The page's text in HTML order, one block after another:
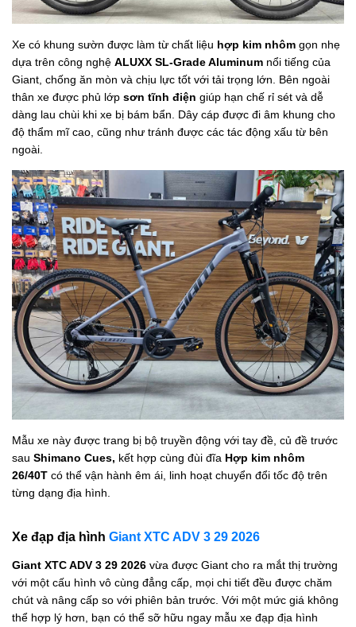
Xe có khung sườn được làm từ chất liệu hợp kim nhôm gọn nhẹ
dựa trên công nghệ ALUXX SL-Grade Aluminum nổi tiếng của
Giant, chống ăn mòn và chịu lực tốt với tải trọng lớn. Bên ngoài
thân xe được phủ lớp sơn tĩnh điện giúp hạn chế rỉ sét và dễ
dàng lau chùi khi xe bị bám bẩn. Dây cáp được đi âm khung cho
độ thẩm mĩ cao, cũng như tránh được các tác động xấu từ bên
ngoài.
Mẫu xe này được trang bị bộ truyền động với tay đề, củ đề trước
sau Shimano Cues, kết hợp cùng đùi đĩa Hợp kim nhôm
26/40T có thể vận hành êm ái, linh hoạt chuyển đổi tốc độ trên
từng dạng địa hình.
Xe đạp địa hình Giant XTC ADV 3 29 2026
Giant XTC ADV 3 29 2026 vừa được Giant cho ra mắt thị trường
với một cấu hình vô cùng đẳng cấp, mọi chi tiết đều được chăm
chút và nâng cấp so với phiên bản trước. Với một mức giá không
thể hợp lý hơn, bạn có thể sỡ hữu ngay mẫu xe đạp địa hình